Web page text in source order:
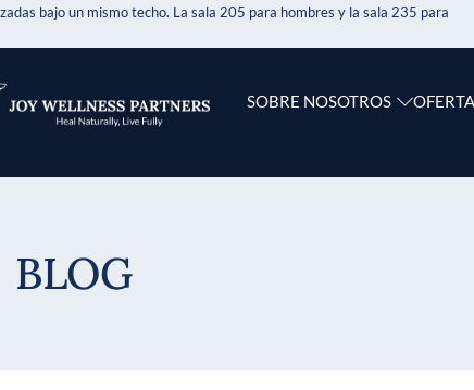
bajo un mismo techo. La sala 205 para hombres y la sala 235 para
SOBRE NOSOTROS
BLOG